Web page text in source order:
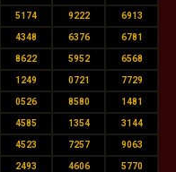
5174 9222 6913
4348 6376 6781
8622 5952 6568
1249 0721 7729
0526 8580 1481
4585 1354 3144
4523 7257 9063
2493 4606 5770